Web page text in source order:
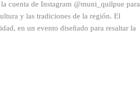
cuenta de Instagram @muni_quilpue para
y las tradiciones de la región. El
en un evento diseñado para resaltar la